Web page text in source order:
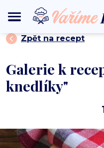
DOMŮ PŘÍLOHY⟩ Těsta na
Zpět na recept
Galerie k
knedlíky"